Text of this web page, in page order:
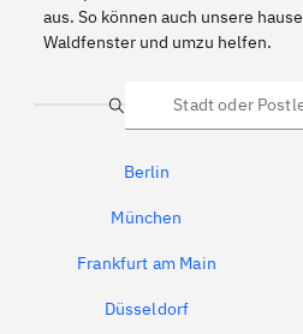
aus. So können auch unsere
Waldfenster und umzu helfen.
Suche
Berlin
München
Frankfurt am Main
Düsseldorf